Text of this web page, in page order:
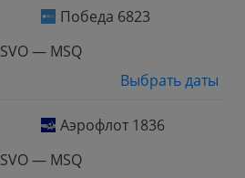
Победа 6823
SVO — MSQ
Выбрать даты
Аэрофлот 1836
SVO — MSQ